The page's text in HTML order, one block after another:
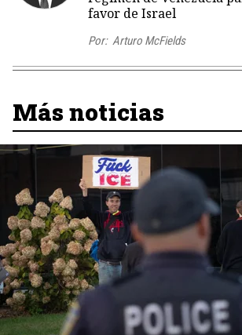
favor de Israel
Por: Arturo McFields
Más noticias